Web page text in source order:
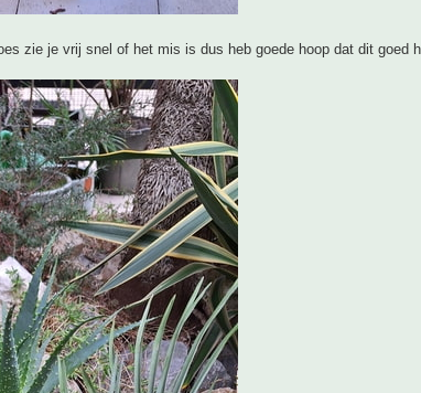
zie je vrij snel of het mis is dus heb goede hoop dat dit goed